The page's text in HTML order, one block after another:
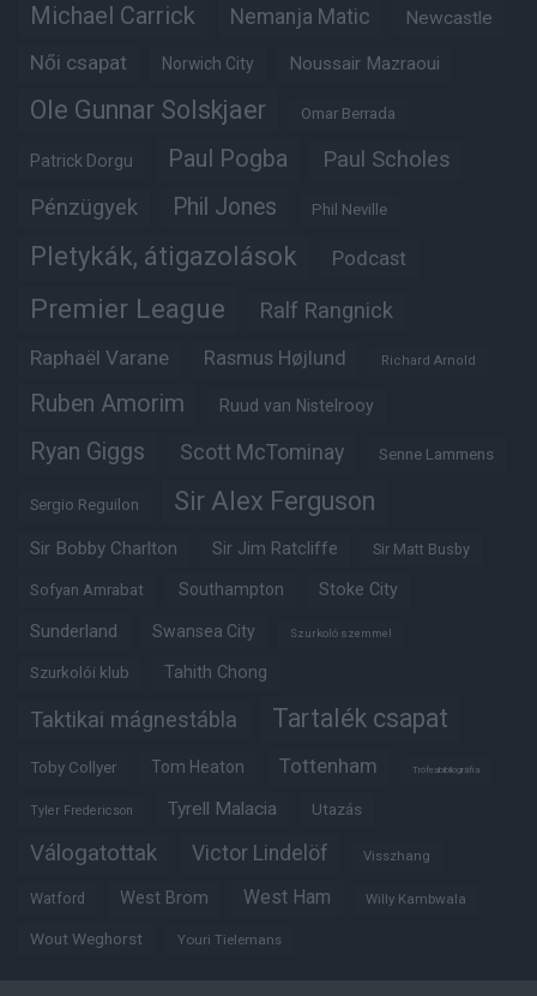
Michael Carrick Nemanja Matic Newcastle
Női csapat Norwich City Noussair Mazraoui
Ole Gunnar Solskjaer Omar Berrada
Patrick Dorgu Paul Pogba Paul Scholes
Pénzügyek Phil Jones Phil Neville
Pletykák, átigazolások Podcast
Premier League Ralf Rangnick
Raphaël Varane Rasmus Højlund Richard Arnold
Ruben Amorim Ruud van Nistelrooy
Ryan Giggs Scott McTominay Senne Lammens
Sergio Reguilon Sir Alex Ferguson
Sir Bobby Charlton Sir Jim Ratcliffe Sir Matt Busby
Sofyan Amrabat Southampton Stoke City
Sunderland Swansea City Szurkoló szemmel
Szurkolói klub Tahith Chong
Taktikai mágnestábla Tartalék csapat
Toby Collyer Tom Heaton Tottenham Trófeabibliográfia
Tyler Fredericson Tyrell Malacia Utazás
Válogatottak Victor Lindelöf Visszhang
Watford West Brom West Ham Willy Kambwala
Wout Weghorst Youri Tielemans